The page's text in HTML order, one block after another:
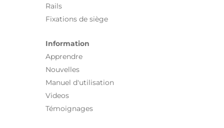
Rails
Fixations de siège
Information
Apprendre
Nouvelles
Manuel d'utilisation
Videos
Témoignages